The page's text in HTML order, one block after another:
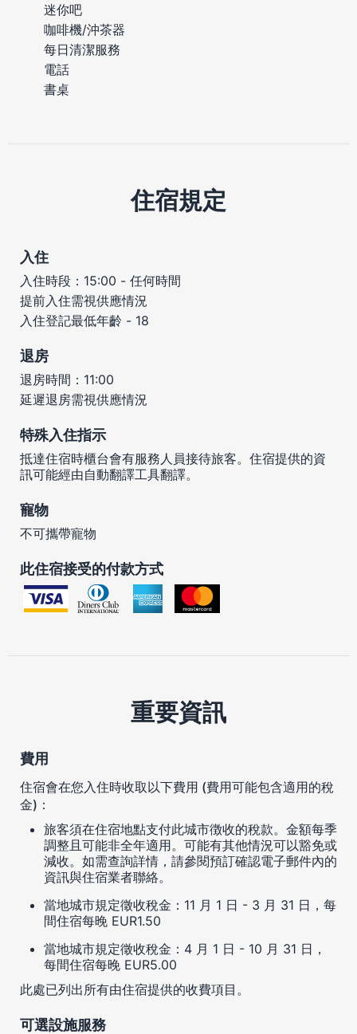
迷你吧
咖啡機/沖茶器
每日清潔服務
電話
書桌
住宿規定
入住
入住時段：15:00 - 任何時間
提前入住需視供應情況
入住登記最低年齡 - 18
退房
退房時間：11:00
延遲退房需視供應情況
特殊入住指示
抵達住宿時櫃台會有服務人員接待旅客。住宿提供的資
訊可能經由自動翻譯工具翻譯。
寵物
不可攜帶寵物
此住宿接受的付款方式
重要資訊
費用
住宿會在您入住時收取以下費用 (費用可能包含適用的稅
金)：
旅客須在住宿地點支付此城市徴收的稅款。金額每季
調整且可能非全年適用。可能有其他情況可以豁免或
減收。如需查詢詳情，請參閱預訂確認電子郵件內的
資訊與住宿業者聯絡。
當地城市規定徵收稅金：11 月 1 日 - 3 月 31 日，每
間住宿每晚 EUR1.50
當地城市規定徵收稅金：4 月 1 日 - 10 月 31 日，
每間住宿每晚 EUR5.00
此處已列出所有由住宿提供的收費項目。
可選設施服務